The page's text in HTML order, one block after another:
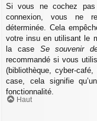
Si vous ne cochez
connexion, vous ne
déterminée. Cela
votre insu en utilisant le
la case Se souvenir
recommandé si vous
(bibliothèque, cyber-
case, cela signifie
fonctionnalité.
Haut